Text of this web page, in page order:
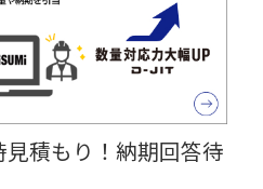
積もり！納期回答待